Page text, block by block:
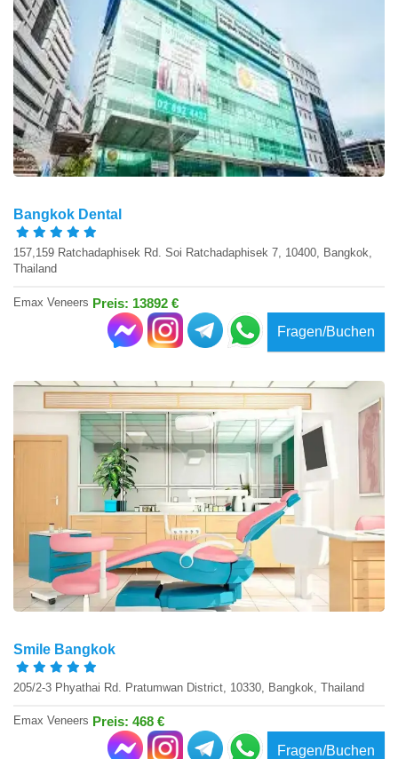
Bangkok Dental
157,159 Ratchadaphisek Rd. Soi Ratchadaphisek 7, 10400, Bangkok,
Thailand
Emax Veneers Preis: 13892 €
Fragen/Buchen
Smile Bangkok
205/2-3 Phyathai Rd. Pratumwan District, 10330, Bangkok, Thailand
Emax Veneers Preis: 468 €
Fragen/Buchen